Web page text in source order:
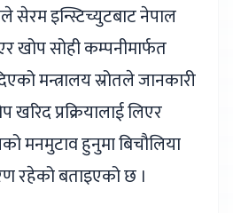
सेरम इन्स्टिच्युटबाट नेपाल
खोप सोही कम्पनीमार्फत
मन्त्रालय स्रोतले जानकारी
प्रक्रियालाई लिएर
मनमुटाव हुनुमा बिचौलिया
रहेको बताइएको छ ।